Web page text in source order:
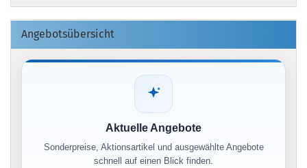
Angebotsübersicht
Aktuelle Angebote
Sonderpreise, Aktionsartikel und ausgewählte Angebote
schnell auf einen Blick finden.